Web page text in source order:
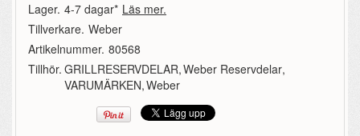
Lager. 4-7 dagar* Läs mer.
Tillverkare. Weber
Artikelnummer. 80568
Tillhör. GRILLRESERVDELAR,Weber Reservdelar,
VARUMÄRKEN,Weber